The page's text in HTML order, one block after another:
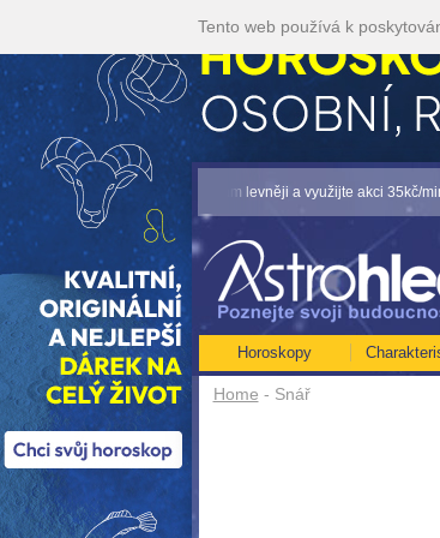
Home - Snář
Horoskopy
[více] • Volejte kartářkám levněji a využijte akci 35kč/min!
Tento web používá k